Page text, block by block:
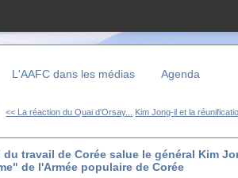
L'AAFC dans les médias Agenda
<< La réaction du Quai d'Orsay... Kim Jong-il et la
travail de Corée salue le général Kim
de l'Armée populaire de Corée